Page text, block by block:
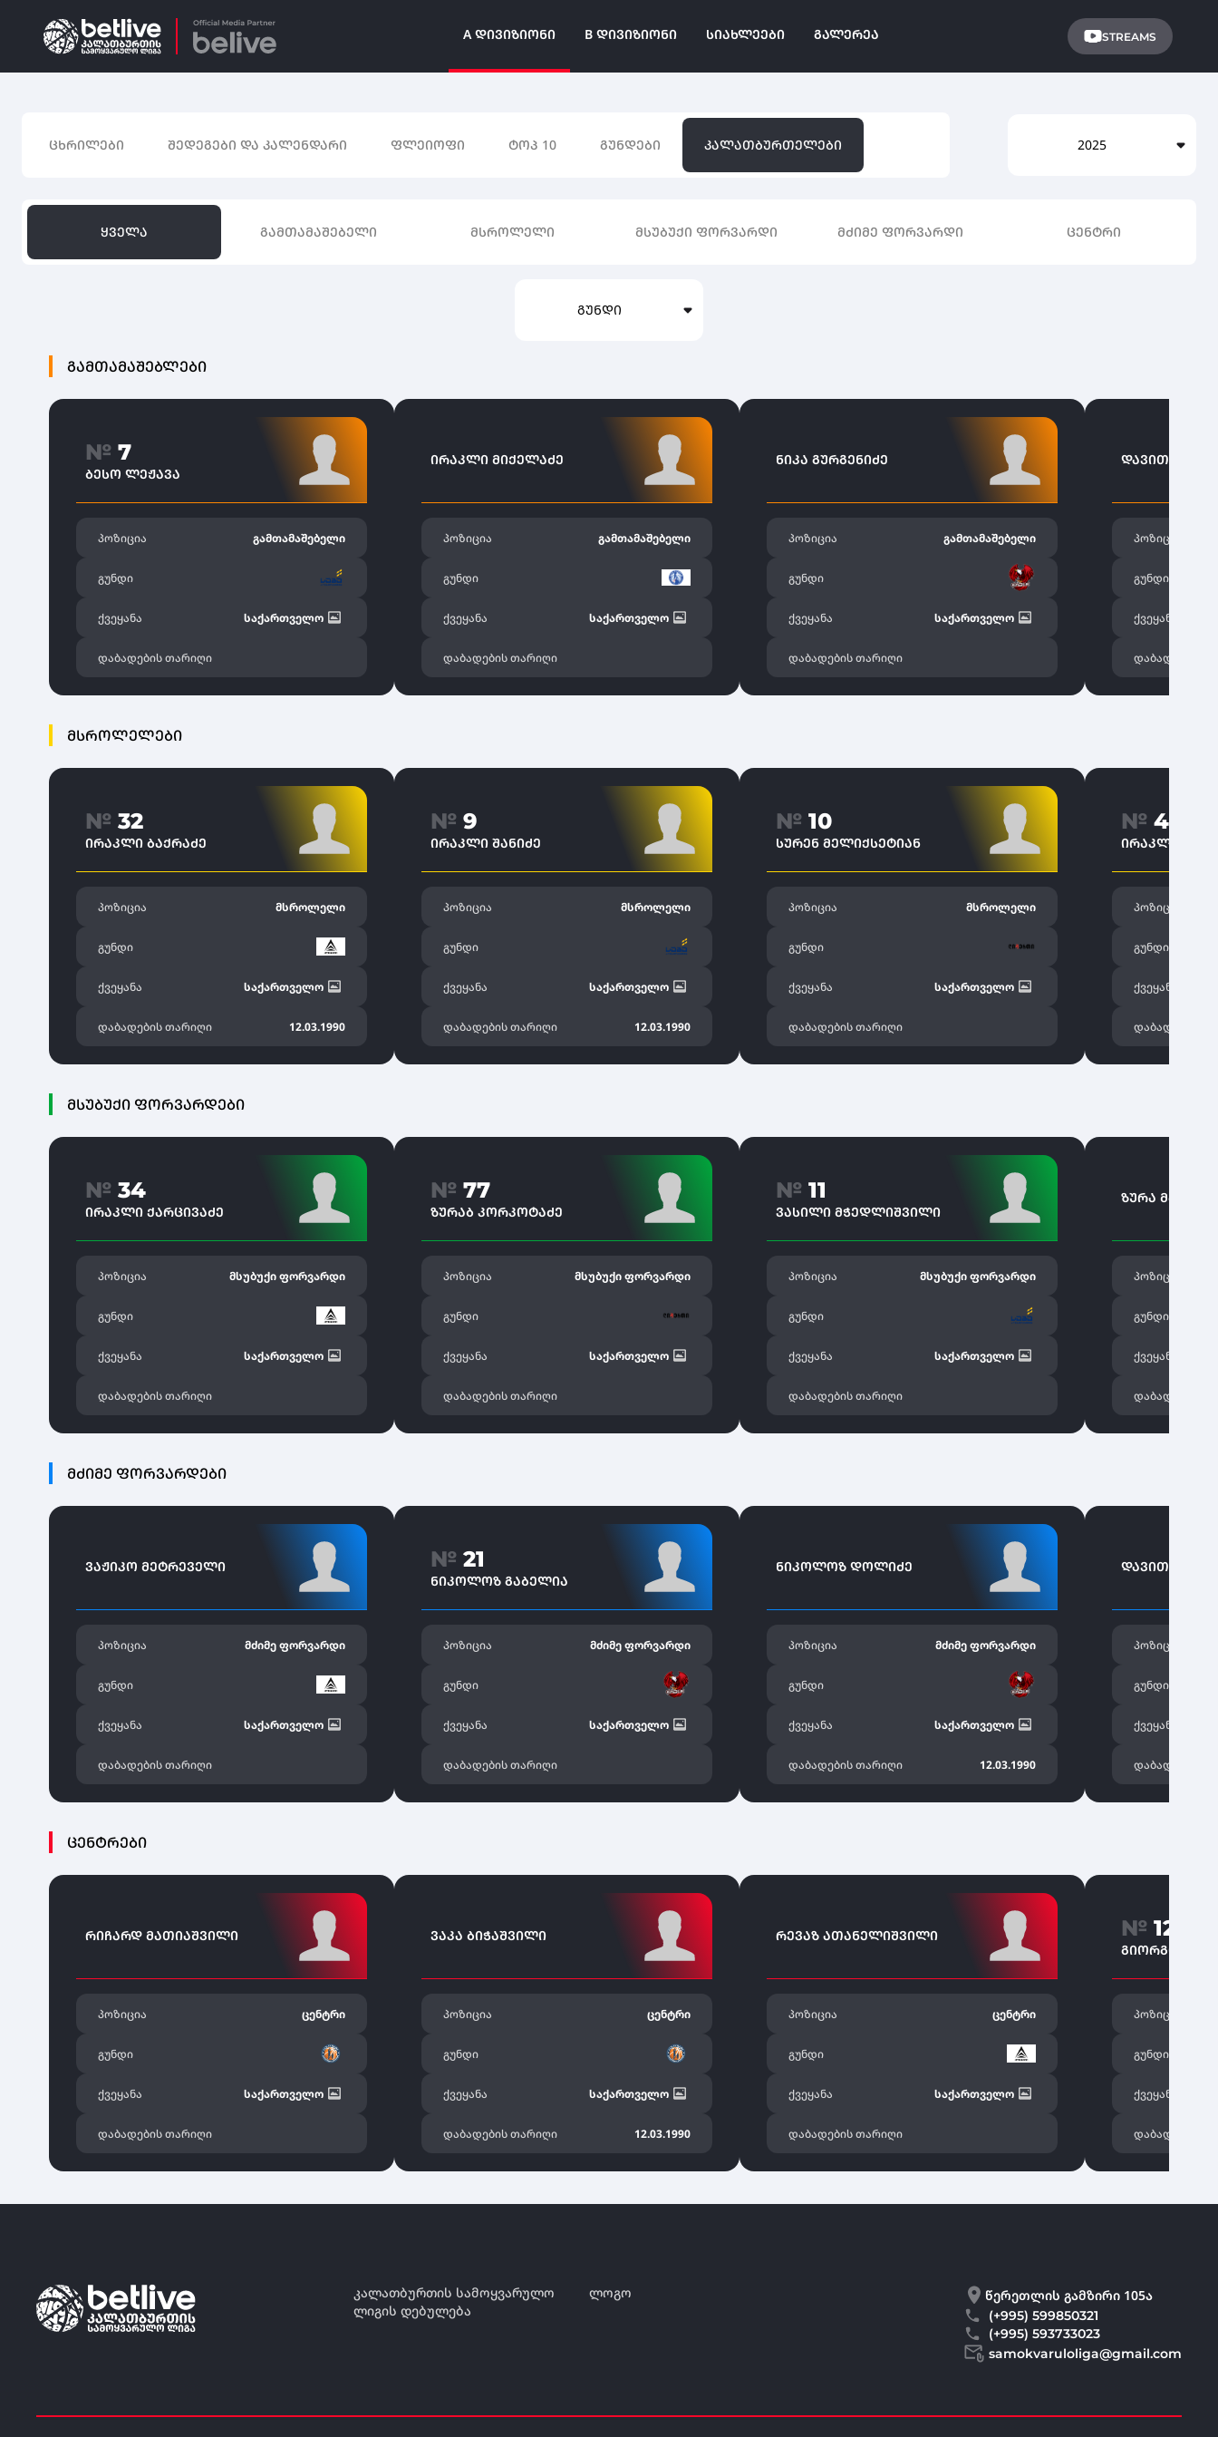
A ᲓᲘᲕᲘᲖᲘᲝᲜᲘ B ᲓᲘᲕᲘᲖᲘᲝᲜᲘ ᲡᲘᲐᲮᲚᲔᲔᲑᲘ ᲒᲐᲚᲔᲠᲔᲐ STREAMS
ᲪᲮᲠᲘᲚᲔᲑᲘ ᲨᲔᲓᲔᲒᲔᲑᲘ ᲓᲐ ᲙᲐᲚᲔᲜᲓᲐᲠᲘ ᲤᲚᲔᲘᲝᲤᲘ ᲢᲝᲞ 10 ᲒᲣᲜᲓᲔᲑᲘ ᲙᲐᲚᲐᲗᲑᲣᲠᲗᲔᲚᲔᲑᲘ 2025
ᲧᲕᲔᲚᲐ ᲒᲐᲛᲗᲐᲛᲐᲨᲔᲑᲔᲚᲘ ᲛᲡᲠᲝᲚᲔᲚᲘ ᲛᲡᲣᲑᲣᲥᲘ ᲤᲝᲠᲕᲐᲠᲓᲘ ᲛᲫᲘᲛᲔ ᲤᲝᲠᲕᲐᲠᲓᲘ ᲪᲔᲜᲢᲠᲘ
ᲒᲣᲜᲓᲘ
ᲒᲐᲛᲗᲐᲛᲐᲨᲔᲑᲚᲔᲑᲘ
№ 7
ᲑᲔᲡᲝ ᲚᲔᲟᲐᲕᲐ
პოზიცია გამთამაშებელი
გუნდი
ქვეყანა საქართველო
დაბადების თარიღი
ᲘᲠᲐᲙᲚᲘ ᲛᲘᲥᲔᲚᲐᲫᲔ
პოზიცია გამთამაშებელი
გუნდი
ქვეყანა საქართველო
დაბადების თარიღი
ᲜᲘᲙᲐ ᲒᲣᲠᲒᲔᲜᲘᲫᲔ
პოზიცია გამთამაშებელი
გუნდი
ქვეყანა საქართველო
დაბადების თარიღი
ᲓᲐᲕᲘᲗ
პოზიცია
გუნდი
ქვეყანა
დაბადების
ᲛᲡᲠᲝᲚᲔᲚᲔᲑᲘ
№ 32
ᲘᲠᲐᲙᲚᲘ ᲑᲐᲥᲠᲐᲫᲔ
პოზიცია მსროლელი
გუნდი
ქვეყანა საქართველო
დაბადების თარიღი 12.03.1990
№ 9
ᲘᲠᲐᲙᲚᲘ ᲨᲐᲜᲘᲫᲔ
პოზიცია მსროლელი
გუნდი
ქვეყანა საქართველო
დაბადების თარიღი 12.03.1990
№ 10
ᲡᲣᲠᲔᲜ ᲛᲔᲚᲘᲥᲡᲔᲢᲘᲐᲜ
პოზიცია მსროლელი
გუნდი
ქვეყანა საქართველო
დაბადების თარიღი
№ 44
ᲘᲠᲐᲙᲚᲘ
პოზიცია
გუნდი
ქვეყანა
დაბადების
ᲛᲡᲣᲑᲣᲥᲘ ᲤᲝᲠᲕᲐᲠᲓᲔᲑᲘ
№ 34
ᲘᲠᲐᲙᲚᲘ ᲥᲐᲠᲪᲘᲕᲐᲫᲔ
პოზიცია მსუბუქი ფორვარდი
გუნდი
ქვეყანა საქართველო
დაბადების თარიღი
№ 77
ᲖᲣᲠᲐᲑ ᲙᲝᲠᲙᲝᲢᲐᲫᲔ
პოზიცია მსუბუქი ფორვარდი
გუნდი
ქვეყანა საქართველო
დაბადების თარიღი
№ 11
ᲕᲐᲡᲘᲚᲘ ᲛᲭᲔᲓᲚᲘᲨᲕᲘᲚᲘ
პოზიცია მსუბუქი ფორვარდი
გუნდი
ქვეყანა საქართველო
დაბადების თარიღი
ᲖᲣᲠᲐ
პოზიცია
გუნდი
ქვეყანა
დაბადების
ᲛᲫᲘᲛᲔ ᲤᲝᲠᲕᲐᲠᲓᲔᲑᲘ
ᲕᲐᲟᲘᲙᲝ ᲛᲔᲢᲠᲔᲕᲔᲚᲘ
პოზიცია მძიმე ფორვარდი
გუნდი
ქვეყანა საქართველო
დაბადების თარიღი
№ 21
ᲜᲘᲙᲝᲚᲝᲖ ᲒᲐᲑᲔᲚᲘᲐ
პოზიცია მძიმე ფორვარდი
გუნდი
ქვეყანა საქართველო
დაბადების თარიღი
ᲜᲘᲙᲝᲚᲝᲖ ᲓᲝᲚᲘᲫᲔ
პოზიცია მძიმე ფორვარდი
გუნდი
ქვეყანა საქართველო
დაბადების თარიღი 12.03.1990
ᲓᲐᲕᲘᲗ
პოზიცია
გუნდი
ქვეყანა
დაბადების
ᲪᲔᲜᲢᲠᲔᲑᲘ
ᲠᲘᲩᲐᲠᲓ ᲛᲐᲗᲘᲐᲨᲕᲘᲚᲘ
პოზიცია ცენტრი
გუნდი
ქვეყანა საქართველო
დაბადების თარიღი
ᲕᲐᲙᲐ ᲑᲘᲭᲐᲨᲕᲘᲚᲘ
პოზიცია ცენტრი
გუნდი
ქვეყანა საქართველო
დაბადების თარიღი 12.03.1990
ᲠᲔᲕᲐᲖ ᲐᲗᲐᲜᲔᲚᲘᲨᲕᲘᲚᲘ
პოზიცია ცენტრი
გუნდი
ქვეყანა საქართველო
დაბადების თარიღი
№ 12
ᲒᲘᲝᲠᲒᲘ
პოზიცია
გუნდი
ქვეყანა
დაბადების
კალათბურთის სამოყვარულო
ლიგის დებულება
ლოგო
წერეთლის გამზირი 105ა
(+995) 599850321
(+995) 593733023
samokvaruloliga@gmail.com